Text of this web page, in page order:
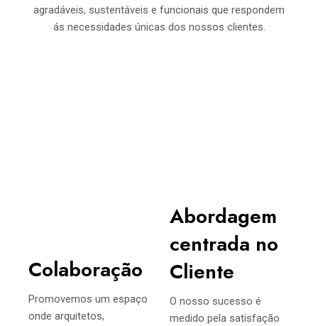
agradáveis, sustentáveis e funcionais que respondem
ás necessidades únicas dos nossos clientes.
Colaboração
Promovemos um espaço
onde arquitetos,
Abordagem
centrada no
Cliente
O nosso sucesso é
medido pela satisfação